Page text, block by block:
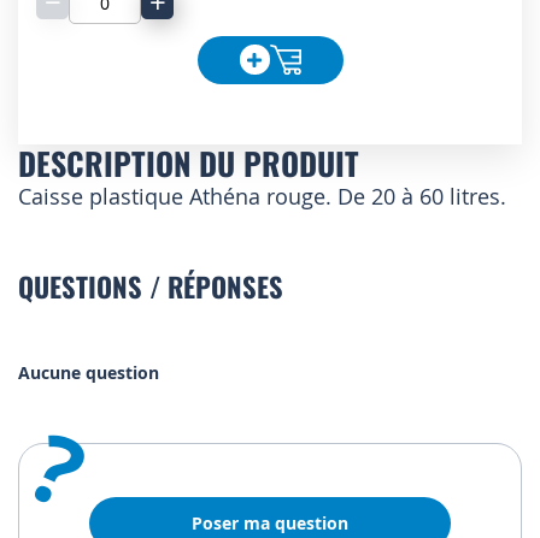
DESCRIPTION DU PRODUIT
Caisse plastique Athéna rouge. De 20 à 60 litres.
QUESTIONS / RÉPONSES
Aucune question
? Poser ma question